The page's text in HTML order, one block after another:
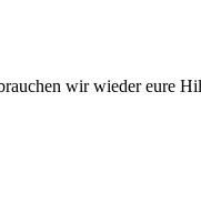
wir wieder eure